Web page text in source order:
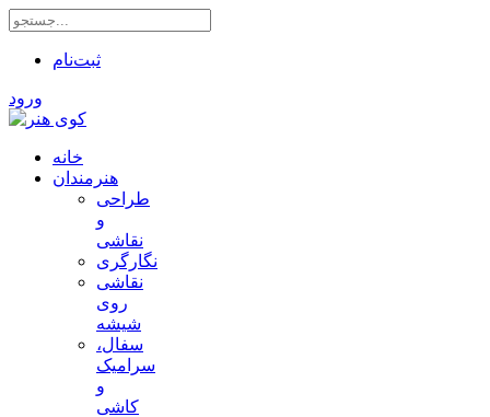
ثبت‌نام
ورود
خانه
هنرمندان
طراحی
و
نقاشی
نگارگری
نقاشی
روی
شیشه
سفال،
سرامیک
و
کاشی